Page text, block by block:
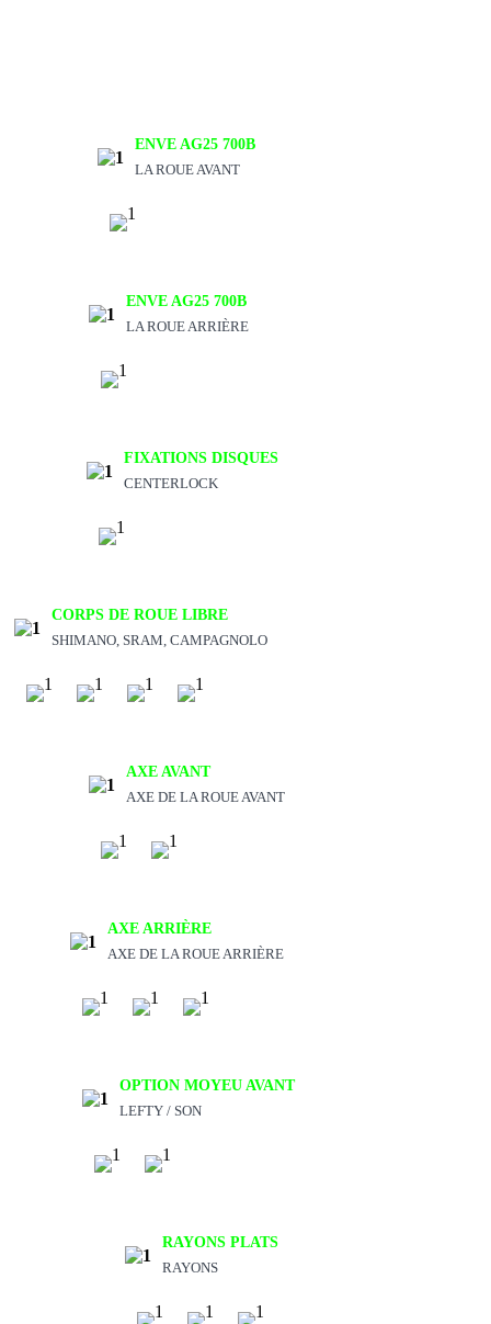
ENVE AG25 700B
LA ROUE AVANT
ENVE AG25 700B
LA ROUE ARRIÈRE
FIXATIONS DISQUES
CENTERLOCK
CORPS DE ROUE LIBRE
SHIMANO, SRAM, CAMPAGNOLO
AXE AVANT
AXE DE LA ROUE AVANT
AXE ARRIÈRE
AXE DE LA ROUE ARRIÈRE
OPTION MOYEU AVANT
LEFTY / SON
RAYONS PLATS
RAYONS